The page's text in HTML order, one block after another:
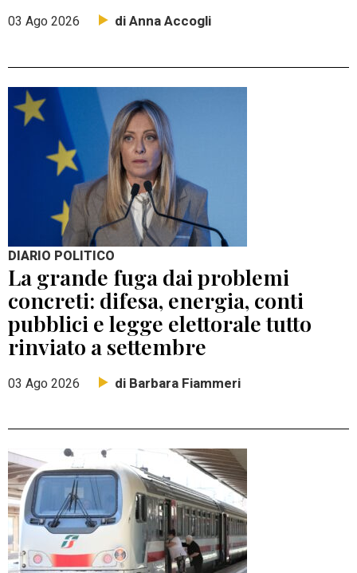
03 Ago 2026 di Anna Accogli
DIARIO POLITICO
La grande fuga dai problemi
concreti: difesa, energia, conti
pubblici e legge elettorale tutto
rinviato a settembre
03 Ago 2026 di Barbara Fiammeri